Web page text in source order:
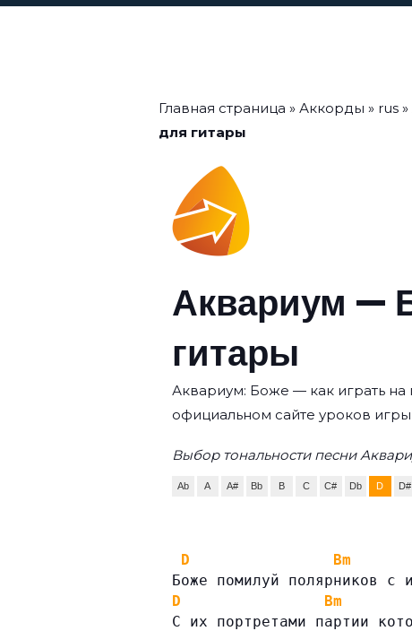
Главная страница » Аккорды » rus »
для гитары
Аквариум —
гитары
Аквариум: Боже — как играть на
официальном сайте уроков игры
Выбор тональности песни
Ab A A# Bb B C C# Db D D#
D Bm
Боже помилуй полярников с
D
Bm
С их портретами партии